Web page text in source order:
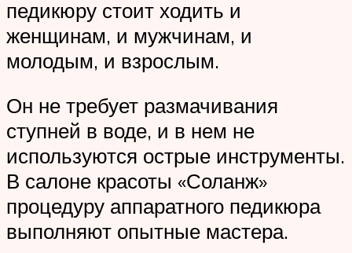
педикюру стоит ходить и
женщинам, и мужчинам, и
молодым, и взрослым.
Он не требует размачивания
ступней в воде, и в нем не
используются острые инструменты.
В салоне красоты «Соланж»
процедуру аппаратного педикюра
выполняют опытные мастера.